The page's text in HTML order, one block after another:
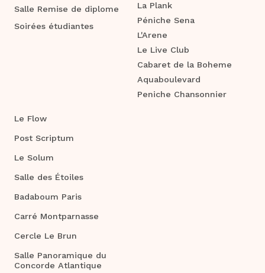
Salle Remise de diplome
Soirées étudiantes
La Plank
Péniche Sena
L'Arene
Le Live Club
Cabaret de la Boheme
Aquaboulevard
Peniche Chansonnier
Le Flow
Post Scriptum
Le Solum
Salle des Étoiles
Badaboum Paris
Carré Montparnasse
Cercle Le Brun
Salle Panoramique du
Concorde Atlantique